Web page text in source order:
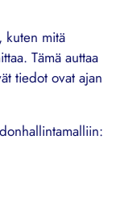
kuten mitä
Tämä auttaa
tiedot ovat ajan